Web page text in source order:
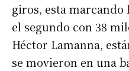
giros, esta
el segundo con 38
Héctor Lamanna,
se movieron en una